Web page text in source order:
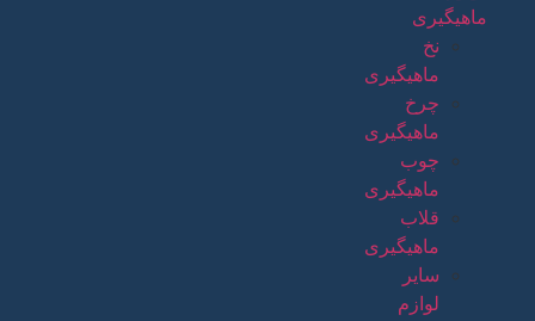
ماهیگیری
نخ
ماهیگیری
چرخ
ماهیگیری
چوب
ماهیگیری
قلاب
ماهیگیری
سایر
لوازم